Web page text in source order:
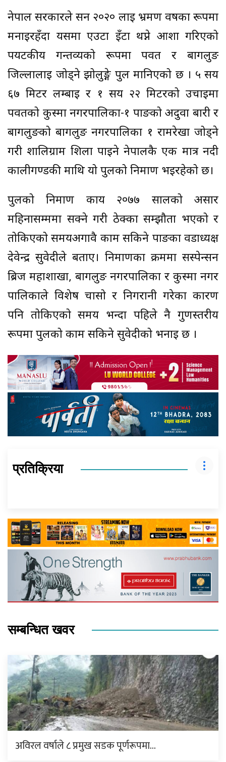
नेपाल सरकारले सन २०२० लाई भ्रमण वर्षका रूपमा
मनाइरहँदा यसमा एउटा इँटा थप्ने आशा गरिएको
पर्यटकीय गन्तव्यको रूपमा पर्वत र बागलुङ
जिल्लालाई जोड्ने झोलुङ्गे पुल मानिएको छ । ५ सय
६७ मिटर लम्बाई र १ सय २२ मिटरको उचाइमा
पर्वतको कुस्मा नगरपालिका-१ पाङको अदुवा बारी र
बागलुङको बागलुङ नगरपालिका १ रामरेखा जोड्ने
गरी शालिग्राम शिला पाइने नेपालकै एक मात्र नदी
कालीगण्डकी माथि यो पुलको निर्माण भइरहेको छ।
पुलको निर्माण कार्य २०७७ सालको असार
महिनासम्ममा सक्ने गरी ठेक्का सम्झौता भएको र
तोकिएको समयअगावै काम सकिने पाङका वडाध्यक्ष
देवेन्द्र सुवेदीले बताए। निर्माणका क्रममा सस्पेन्सन
ब्रिज महाशाखा, बागलुङ नगरपालिका र कुस्मा नगर
पालिकाले विशेष चासो र निगरानी गरेका कारण
पनि तोकिएको समय भन्दा पहिले नै गुणस्तरीय
रूपमा पुलको काम सकिने सुवेदीको भनाई छ ।
प्रतिक्रिया
सम्बन्धित खवर
अविरल वर्षाले ८ प्रमुख सडक पूर्णरूपमा…